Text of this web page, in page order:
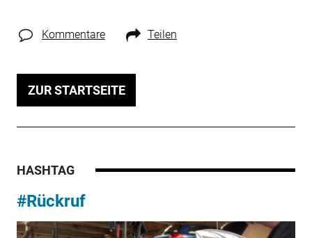
Kommentare Teilen
ZUR STARTSEITE
HASHTAG
#Rückruf